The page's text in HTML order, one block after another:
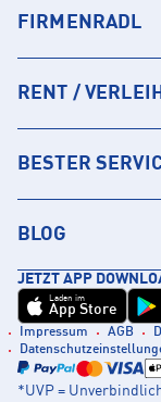
FIRMENRADL
RENT / VERLEIH
BESTER
BLOG
JETZT APP
Laden im
App Store
Impressum AGB
*UVP =